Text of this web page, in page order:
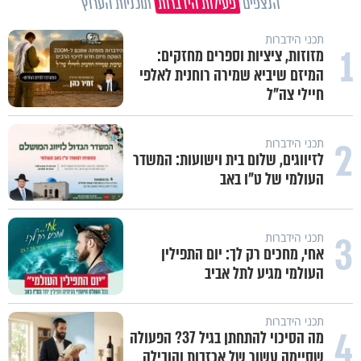
1 תכני הידברות
מזוזות, ציציות וספרים מחזקים:
המיזם שיביא שמירה רוחנית לאלפי
חיילי צה"ל
2 תכני הידברות
לזיווגים, שלום בית וישועות: המשדר
העולמי של ט"ו באב
3 תכני הידברות
אחי, מחכים רק לך: יום התפילין
העולמי מגיע לתל אביב
תכני הידברות
מה הסיכוי להתחתן בגיל 37? הפעולה